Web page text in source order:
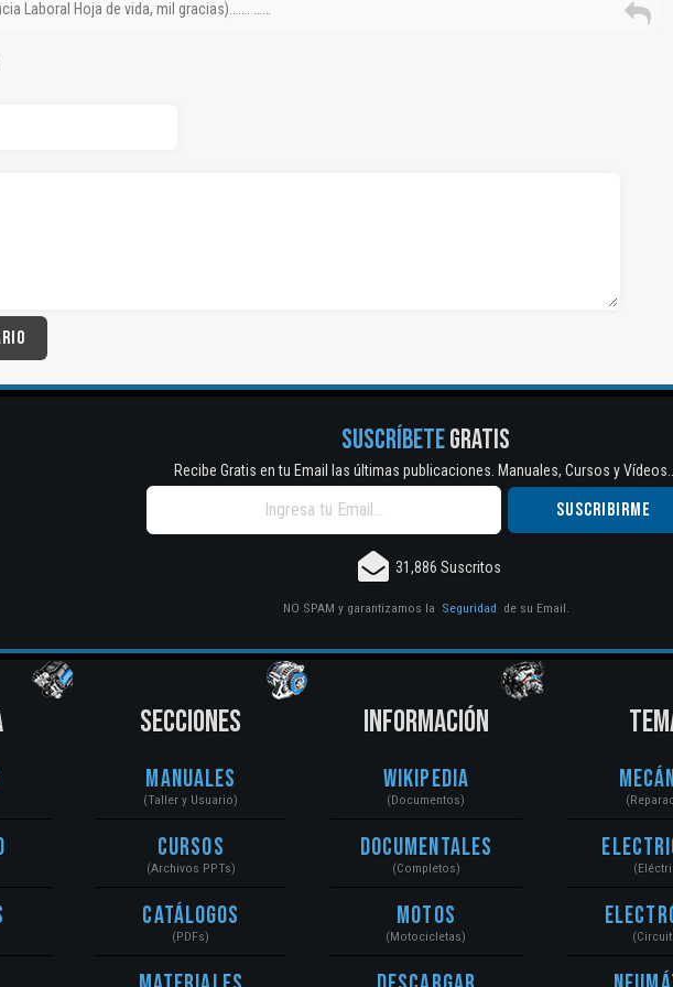
Laboral Hoja de vida, mil gracias)……. ……
SUSCRÍBETEGRATIS
Recibe Gratis en tu Email las últimas publicaciones. Manuales, Cursos y
31,886 Suscritos
NO SPAM y garantizamos la Seguridad de su Email.
SECCIONES
Manuales
(Taller y Usuario)
Cursos
(Archivos PPTs)
Catálogos
(PDFs)
INFORMACIÓN
Wikipedia
(Documentos)
Documentales
(Completos)
Motos
(Motocicletas)